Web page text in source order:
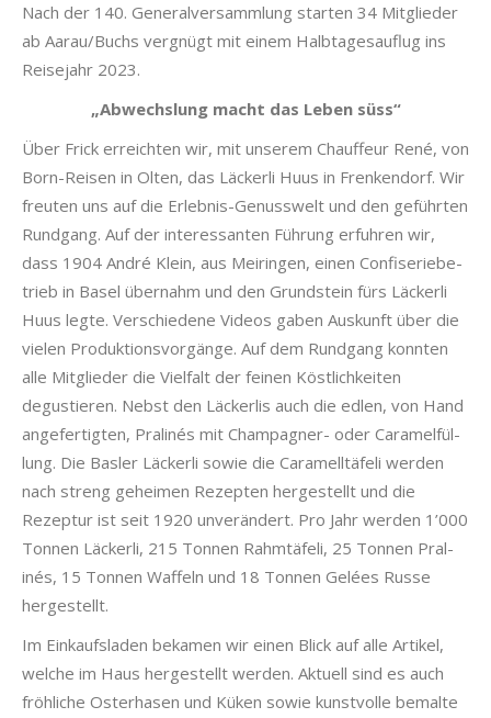
Nach der 140. Gen­er­alver­samm­lung starten 34 Mit­glieder
ab Aarau/Buchs vergnügt mit einem Halb­tage­sauflug ins
Reise­jahr 2023.
„Abwech­slung macht das Leben süss“
Über Frick erre­icht­en wir, mit unserem Chauf­feur René, von
Born-Reisen in Olten, das Läck­er­li Huus in Frenk­endorf. Wir
freuten uns auf die Erleb­nis-Genuss­welt und den geführten
Rundgang. Auf der inter­es­san­ten Führung erfuhren wir,
dass 1904 André Klein, aus Meirin­gen, einen Con­fis­eriebe­
trieb in Basel über­nahm und den Grund­stein fürs Läck­er­li
Huus legte. Ver­schiedene Videos gaben Auskun­ft über die
vie­len Pro­duk­tionsvorgänge. Auf dem Rundgang kon­nten
alle Mit­glieder die Vielfalt der feinen Köstlichkeit­en
degustieren. Neb­st den Läck­erlis auch die edlen, von Hand
ange­fer­tigten, Pral­inés mit Cham­pag­n­er- oder Caramelfül­
lung. Die Basler Läck­er­li sowie die Caramelltäfe­li wer­den
nach streng geheimen Rezepten hergestellt und die
Rezep­tur ist seit 1920 unverän­dert. Pro Jahr wer­den 1’000
Ton­nen Läck­er­li, 215 Ton­nen Rahmtäfe­li, 25 Ton­nen Pral­
inés, 15 Ton­nen Waf­feln und 18 Ton­nen Gelées Russe
hergestellt.
Im Einkauf­s­laden beka­men wir einen Blick auf alle Artikel,
welche im Haus hergestellt wer­den. Aktuell sind es auch
fröh­liche Oster­hasen und Küken sowie kun­stvolle bemalte